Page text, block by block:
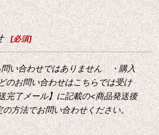
[必須]
い合わせではありません ・購入
のお問い合わせはこちらでは受け
完了メール】に記載の<商品発送後
方法でお問い合わせください。